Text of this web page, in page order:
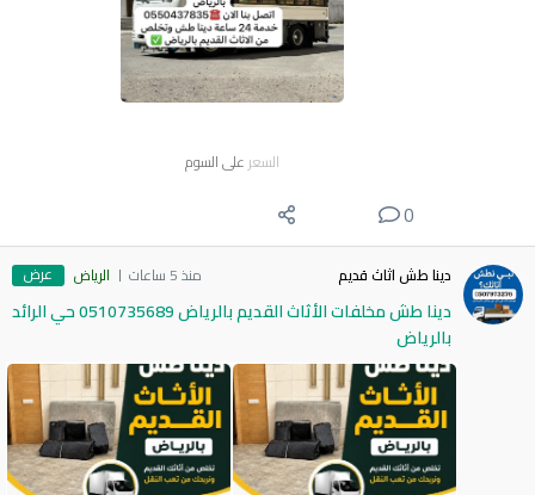
السعر على السوم
0
دينا طش اثاث قديم منذ 5 ساعات الرياض عرض
دينا طش مخلفات الأثاث القديم بالرياض 0510735689 حي الرائد
بالرياض